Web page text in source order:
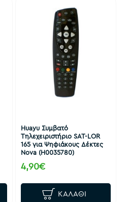
Huayu Συμβατό
Τηλεχειριστήριο SAT-LOR
165 για Ψηφιάκους Δέκτες
Nova (H0035780)
4,90€
ΚΑΛΆΘΙ